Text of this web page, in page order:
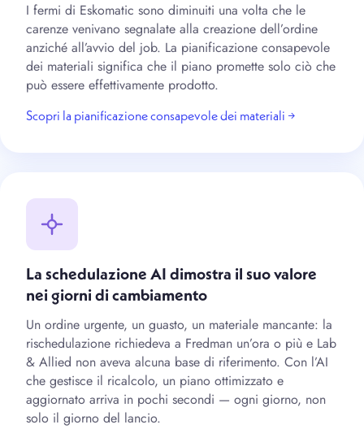
I fermi di Eskomatic sono diminuiti una volta che le
carenze venivano segnalate alla creazione dell’ordine
anziché all’avvio del job. La pianificazione consapevole
dei materiali significa che il piano promette solo ciò che
può essere effettivamente prodotto.
Scopri la pianificazione consapevole dei materiali →
La schedulazione AI dimostra il suo valore
nei giorni di cambiamento
Un ordine urgente, un guasto, un materiale mancante: la
rischedulazione richiedeva a Fredman un’ora o più e Lab
& Allied non aveva alcuna base di riferimento. Con l’AI
che gestisce il ricalcolo, un piano ottimizzato e
aggiornato arriva in pochi secondi — ogni giorno, non
solo il giorno del lancio.